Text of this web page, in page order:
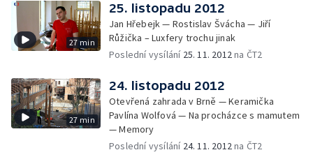
27 min
25. listopadu 2012
Jan Hřebejk — Rostislav Švácha — Jiří
Růžička – Luxfery trochu jinak
Poslední vysílání 25. 11. 2012na ČT2
27 min
24. listopadu 2012
Otevřená zahrada v Brně — Keramička
Pavlína Wolfová — Na procházce s mamutem
— Memory
Poslední vysílání 24. 11. 2012na ČT2